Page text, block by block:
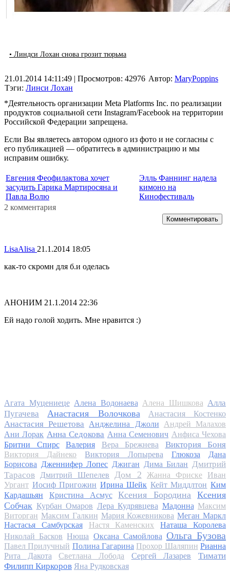
• Линдси Лохан снова грозит тюрьма
21.01.2014 14:11:49 | Просмотров: 42976
Тэги: Линси Лохан
Автор: MaryPoppins
*Деятельность организации Meta Platforms Inc. по реализации
продуктов социальной сети Instagram/Facebook на территории
Российской Федерации запрещена.
Если Вы являетесь автором одного из фото и не согласны с
его публикацией — обратитесь в администрацию и мы
исправим ошибку.
Евгения Феофилактова хочет
засудить Гарика Мартиросяна и
Павла Волю
Элль Фаннинг надела
кимоно на
Кинофестиваль
2 комментария
Комментировать
LisaAlisa 21.1.2014 18:05
как-то скромн для б.и оделась
АНОНИМ 21.1.2014 22:36
Ей надо голой ходить. Мне нравится :)
Агата Муцениеце Алена Водонаева Алена Шишкова Алла
Пугачева
Анастасия Волочкова Анастасия Костенко
Анастасия Решетова Анджелина Джоли
Андрей Малахов
Ани Лорак Анна Седокова Анна Семенович Анфиса Чехова
Бритни Спирс
Валерия Вера Брежнева Виктория Боня
Виктория Дайнеко Виктория Лопырева Глюкоза
Дана
Борисова Дженнифер Лопес Джиган Дима Билан Дмитрий
Тарасов
Дмитрий Шепелев Дом 2 Жанна Фриске
Иван
Ургант Иосиф Пригожин Ирина Шейк Кейт Миддлтон Ким
Кардашьян
Кристина Асмус Ксения Бородина
Ксения
Собчак Курбан Омаров Лера Кудрявцева Мадонна Максим
Виторган Максим Галкин Мария Кожевникова Меган Маркл
Настасья Самбурская
Настя Каменских
Наташа Королева
Николай Басков Нюша Оксана Самойлова Ольга Бузова
Павел Прилучный Полина Гагарина Прохор Шаляпин Рианна
Рита Дакота
Светлана Лобода Сергей Лазарев
Тимати
Филипп Киркоров Яна Рудковская